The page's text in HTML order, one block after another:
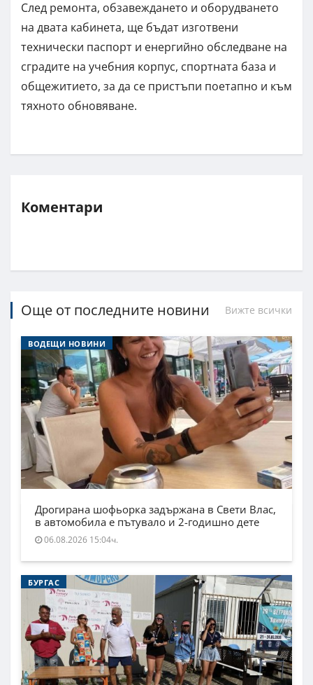
След ремонта, обзавеждането и оборудването
на двата кабинета, ще бъдат изготвени
технически паспорт и енергийно обследване на
сградите на учебния корпус, спортната база и
общежитието, за да се пристъпи поетапно и към
тяхното обновяване.
Коментари
Още от последните новини Вижте всички
ВОДЕЩИ НОВИНИ
Дрогирана шофьорка задържана в Свети Влас,
в автомобила е пътувало и 2-годишно дете
06.08.2026 15:04ч.
БУРГАС